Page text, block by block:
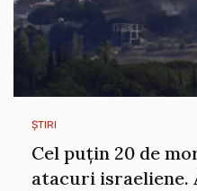
ȘTIRI
Cel puțin 20 de
atacuri israeliene.